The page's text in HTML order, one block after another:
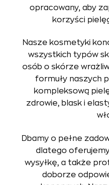
opracowany, aby
korzyści
Nasze kosmetyki
wszystkich typów
osób o skórze
formuły naszych
kompleksową
zdrowie, blask i
Dbamy o pełne
dlatego
wysyłkę, a także
doborze